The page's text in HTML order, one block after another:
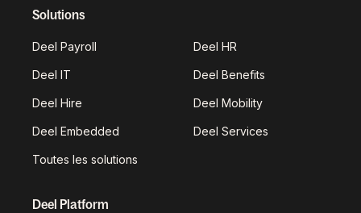
Solutions
Deel Payroll Deel HR
Deel IT Deel Benefits
Deel Hire Deel Mobility
Deel Embedded Deel Services
Toutes les solutions
Deel Platform